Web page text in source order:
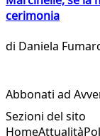
cerimonia
di Daniela
Abbonati ad
Sezioni del sito
HomeAttualità